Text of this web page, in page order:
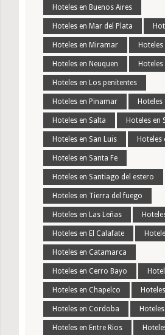
Hoteles en Buenos Aires
Hoteles en Mar del Plata
Hoteles en Miramar
Hoteles en Neuquen
Hoteles en Los penitentes
Hoteles en Pinamar Hoteles
Hoteles en Salta Hoteles en
Hoteles en San Luis Hoteles
Hoteles en Santa Fe
Hoteles en Santiago del estero
Hoteles en Tierra del fuego
Hoteles en Las Leñas
Hoteles en El Calafate
Hoteles en Catamarca
Hoteles en Cerro Bayo
Hoteles en Chapelco
Hoteles en Cordoba
Hoteles en Entre Rios